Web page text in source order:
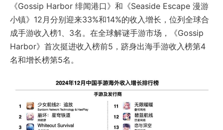
《Gossip Harbor 绯闻港口》和《Seaside Escape 漫游
小镇》12月分别迎来33%和14%的收入增长，位列全球合
成手游收入榜1、3名。在全球解谜手游市场，《Gossip
Harbor》首次挺进收入榜前5，跻身出海手游收入榜第4
名和增长榜第5名。